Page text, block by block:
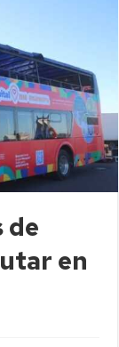
de
en